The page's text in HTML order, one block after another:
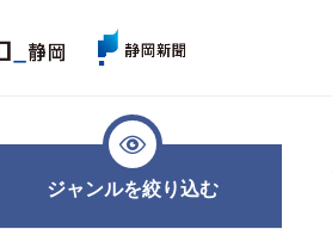
ジャンルを絞り込む